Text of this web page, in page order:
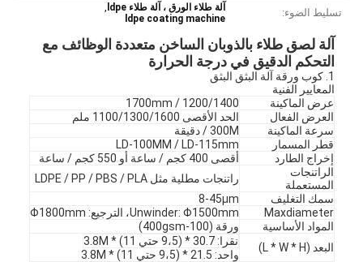
تسليط الضوء:
آلة طلاء الورق ، آلة طلاء ldpe ,
ldpe coating machine
آلة لصق طلاء بالذوبان الساخن متعددة الوظائف مع
التحكم الدقيق في درجة الحرارة
1. كوب ورقة آلة البثق البثق
المعايير الفنية
عرض الماكينة
1200/1400 / 1700mm
العرض الفعال
الحد الأقصى 1100/1300/1600 ملم
سرعة الماكينة
300M / دقيقة
قطر المسمار
LD-100MM / LD-115mm
إخراج الطارد
أقصى 400 كجم / ساعة أو 550 كجم / ساعة
الراتنجات
المستعملة
راتنجات مطلية مثل LDPE / PP / PBS / PLA
سمك التغليف
8-45μm
Maxdiameter
Unwinder: Φ1500mm، الترجيع: Φ1800mm
المواد الأساسية
ورقة (100-400gsm)
البعد (L * W * H)
نقرا: 30.7 * (9،5 حتي 11) * 3.8M
واحد: 21.5 * (9،5 حتي 11) * 3.8M